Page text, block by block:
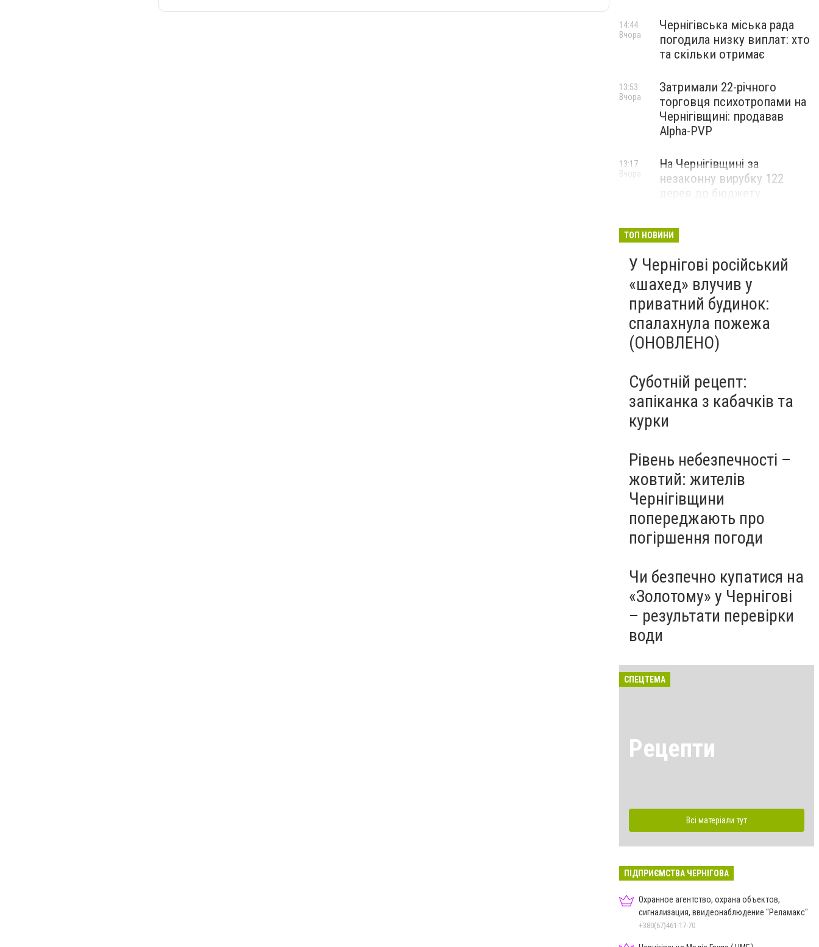
Чернігівська міська рада
погодила низку виплат: хто
та скільки отримає
14:44
Вчора
Затримали 22-річного
торговця психотропами на
Чернігівщині: продавав
Alpha-PVP
13:53
Вчора
На Чернігівщині за
незаконну вирубку 122
дерев до бюджету
13:17
Вчора
ТОП НОВИНИ
У Чернігові російський
«шахед» влучив у
приватний будинок:
спалахнула пожежа
(ОНОВЛЕНО)
Суботній рецепт:
запіканка з кабачків та
курки
Рівень небезпечності –
жовтий: жителів
Чернігівщини
попереджають про
погіршення погоди
Чи безпечно купатися на
«Золотому» у Чернігові
– результати перевірки
води
СПЕЦТЕМА
Рецепти
Всі матеріали тут
ПІДПРИЄМСТВА ЧЕРНІГОВА
Охранное агентство, охрана объектов,
сигнализация, ввидеонаблюдение "Реламакс"
+380(67)461-17-70